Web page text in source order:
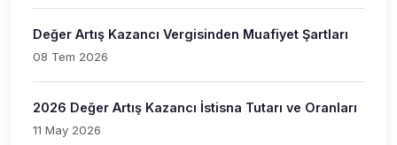
Değer Artış Kazancı Vergisinden Muafiyet Şartları
08 Tem 2026
2026 Değer Artış Kazancı İstisna Tutarı ve Oranları
11 May 2026